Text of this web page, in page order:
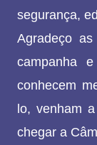
segurança,
Agradeço
campanha
conhecem
lo, venham
chegar a